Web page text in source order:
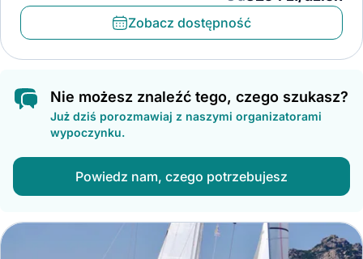
Zobacz dostępność
Nie możesz znaleźć tego, czego szukasz?
Już dziś porozmawiaj z naszymi organizatorami
wypoczynku.
Powiedz nam, czego potrzebujesz